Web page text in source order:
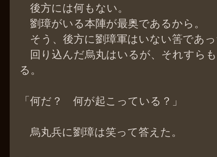
後方には何もない。
劉璋がいる本陣が最奥であるから。
そう、後方に劉璋軍はいない筈であ
回り込んだ烏丸はいるが、それすら
る。
「何だ？ 何が起こっている？」
烏丸兵に劉璋は笑って答えた。